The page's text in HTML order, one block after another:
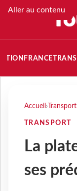
Aller au contenu
FRANCE
Accueil › Transport
TRANSPORT
La
ses